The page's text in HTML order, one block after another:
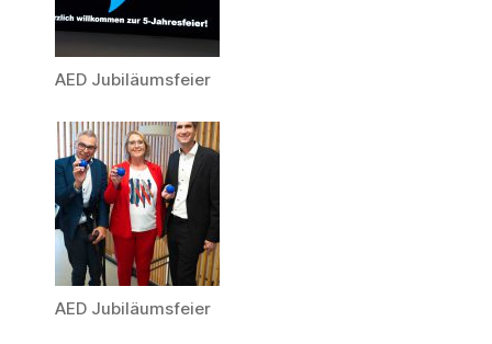
AED Jubiläumsfeier
AED Jubiläumsfeier